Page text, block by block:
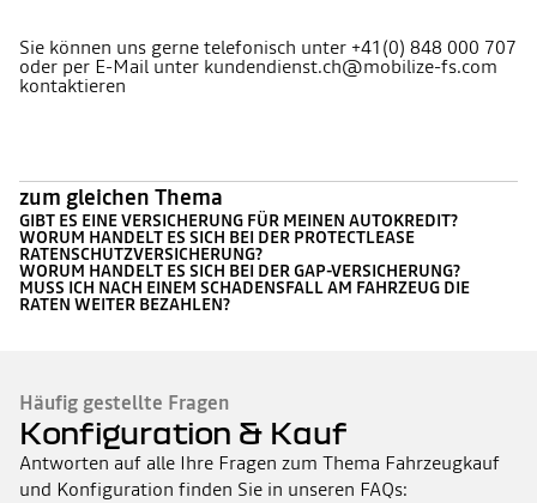
Sie können uns gerne telefonisch unter +41(0) 848 000 707
oder per E-Mail unter kundendienst.ch@mobilize-fs.com
kontaktieren
zum gleichen Thema
GIBT ES EINE VERSICHERUNG FÜR MEINEN AUTOKREDIT?
WORUM HANDELT ES SICH BEI DER PROTECTLEASE
RATENSCHUTZVERSICHERUNG?
WORUM HANDELT ES SICH BEI DER GAP-VERSICHERUNG?
MUSS ICH NACH EINEM SCHADENSFALL AM FAHRZEUG DIE
RATEN WEITER BEZAHLEN?
Häufig gestellte Fragen
Konfiguration & Kauf
Antworten auf alle Ihre Fragen zum Thema Fahrzeugkauf
und Konfiguration finden Sie in unseren FAQs: